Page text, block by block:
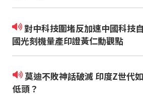
對中科技圍堵反加速中國科技自主？！中
國光刻機量產印證黃仁勳觀點
莫迪不敗神話破滅 印度Z世代如何逼政府
低頭？